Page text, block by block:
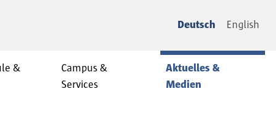
Deutsch English
&
Campus &
Services
Aktuelles &
Medien